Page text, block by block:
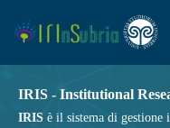
IRIS - Institutional
IRIS è il sistema di gestione